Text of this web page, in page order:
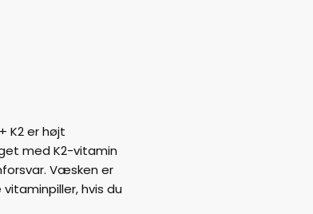
K2 er højt
med K2-vitamin
Væsken er
hvis du